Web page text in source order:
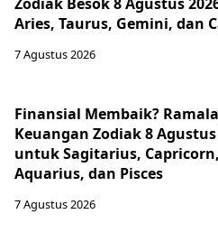
Aries, Taurus, Gemini, dan
7 Agustus 2026
Finansial Membaik?
Keuangan Zodiak 8 Agustus
untuk Sagitarius, Capricorn,
Aquarius, dan Pisces
7 Agustus 2026